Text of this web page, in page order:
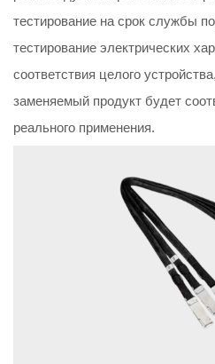
тестирование на срок службы
тестирование электрических
соответствия целого
заменяемый продукт будет
реального применения.